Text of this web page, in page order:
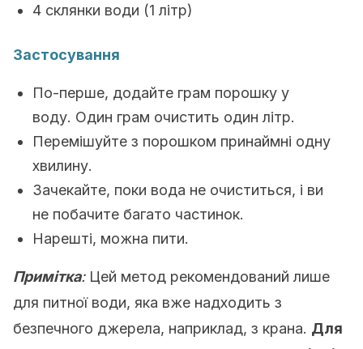
4 склянки води (1 літр)
Застосування
По-перше, додайте грам порошку у
воду. Один грам очистить один літр.
Перемішуйте з порошком принаймні одну
хвилину.
Зачекайте, поки вода не очиститься, і ви
не побачите багато частинок.
Нарешті, можна пити.
Примітка: Цей метод рекомендований лише
для питної води, яка вже надходить з
безпечного джерела, наприклад, з крана. Для